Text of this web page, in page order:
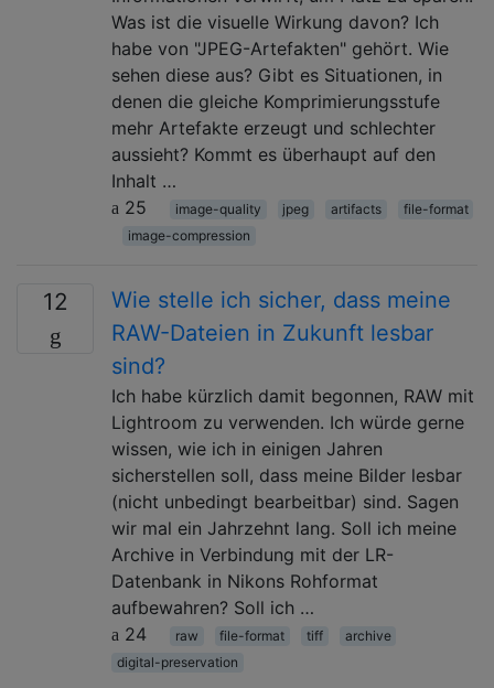
Was ist die visuelle Wirkung davon? Ich
habe von "JPEG-Artefakten" gehört. Wie
sehen diese aus? Gibt es Situationen, in
denen die gleiche Komprimierungsstufe
mehr Artefakte erzeugt und schlechter
aussieht? Kommt es überhaupt auf den
Inhalt …
25
image-quality jpeg artifacts
file-format
image-compression
12
Wie stelle ich sicher, dass meine
RAW-Dateien in Zukunft lesbar
sind?
Ich habe kürzlich damit begonnen, RAW mit
Lightroom zu verwenden. Ich würde gerne
wissen, wie ich in einigen Jahren
sicherstellen soll, dass meine Bilder lesbar
(nicht unbedingt bearbeitbar) sind. Sagen
wir mal ein Jahrzehnt lang. Soll ich meine
Archive in Verbindung mit der LR-
Datenbank in Nikons Rohformat
aufbewahren? Soll ich …
24
raw file-format tiff
archive
digital-preservation